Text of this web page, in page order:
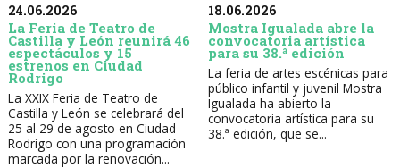
24.06.2026
La Feria de Teatro de
Castilla y León reunirá 46
espectáculos y 15
estrenos en Ciudad
Rodrigo
La XXIX Feria de Teatro de
Castilla y León se celebrará del
25 al 29 de agosto en Ciudad
Rodrigo con una programación
marcada por la renovación...
18.06.2026
Mostra Igualada abre la
convocatoria artística
para su 38.ª edición
La feria de artes escénicas para
público infantil y juvenil Mostra
Igualada ha abierto la
convocatoria artística para su
38.ª edición, que se...